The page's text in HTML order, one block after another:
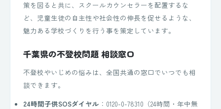
策を図ると共に、スクールカウンセラーを配置するな
ど、児童生徒の自主性や社会性の伸長を促せるような、
魅力ある学校づくりを行う事を策定しています。
千葉県の不登校問題 相談窓口
不登校やいじめの悩みは、全国共通の窓口でいつでも相
談できます。
24時間子供SOSダイヤル ：0120-0-78310（24時間・年中無